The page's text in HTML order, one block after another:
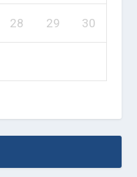
28 29 30